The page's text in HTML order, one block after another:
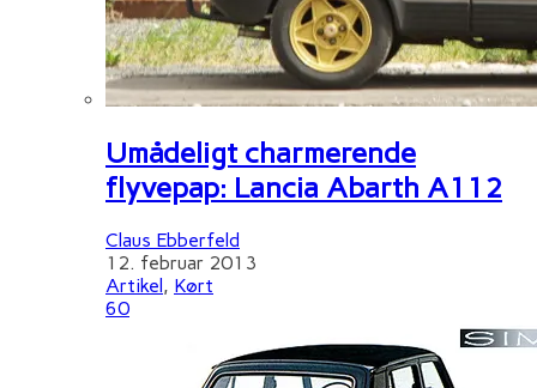
Umådeligt charmerende
flyvepap: Lancia Abarth A112
Claus Ebberfeld
12. februar 2013
Artikel, Kørt
60